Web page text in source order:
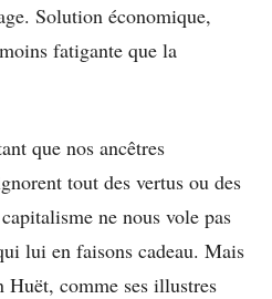
Solution économique,
fatigante que la
que nos ancêtres
tout des vertus ou des
ne nous vole pas
lui en faisons cadeau. Mais
Huët, comme ses illustres